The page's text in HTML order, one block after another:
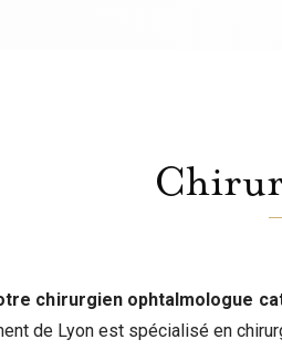
chirurgien ophtalmologue
de Lyon est spécialisé en